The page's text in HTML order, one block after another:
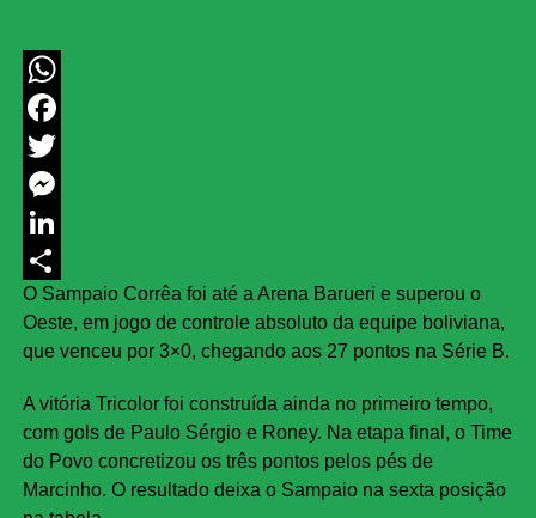
WhatsApp
Facebook
Twitter
Messenger
LinkedIn
Share
O Sampaio Corrêa foi até a Arena Barueri e superou o
Oeste, em jogo de controle absoluto da equipe boliviana,
que venceu por 3×0, chegando aos 27 pontos na Série B.
A vitória Tricolor foi construída ainda no primeiro tempo,
com gols de Paulo Sérgio e Roney. Na etapa final, o Time
do Povo concretizou os três pontos pelos pés de
Marcinho. O resultado deixa o Sampaio na sexta posição